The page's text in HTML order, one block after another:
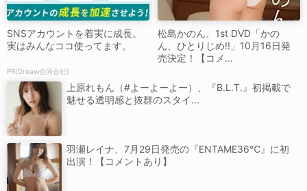
SNSアカウントを着実に成長。
実はみんなココ使ってます。
PR(Dreaw合同会社)
松島かのん、1st DVD「かの
ん、ひとりじめ!!」10月16日発
売決定！【コメ...
上原れもん（#よーよーよー）、『B.L.T.』初掲載で
魅せる透明感と抜群のスタイ...
羽瀬レイナ、7月29日発売の『ENTAME36℃』に初
出演！【コメントあり】